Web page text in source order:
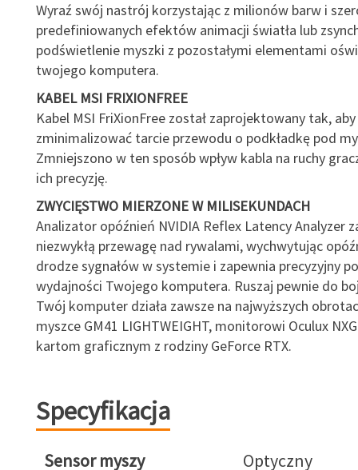
Wyraź swój nastrój korzystając z milionów barw i
predefiniowanych efektów animacji światła lub
podświetlenie myszki z pozostałymi elementami
twojego komputera.
KABEL MSI FRIXIONFREE
Kabel MSI FriXionFree został zaprojektowany tak, aby
zminimalizować tarcie przewodu o podkładkę pod
Zmniejszono w ten sposób wpływ kabla na ruchy
ich precyzję.
ZWYCIĘSTWO MIERZONE W MILISEKUNDACH
Analizator opóźnień NVIDIA Reflex Latency Analyzer
niezwykłą przewagę nad rywalami, wychwytując
drodze sygnałów w systemie i zapewnia precyzyjny
wydajności Twojego komputera. Ruszaj pewnie do
Twój komputer działa zawsze na najwyższych
myszce GM41 LIGHTWEIGHT, monitorowi Oculux
kartom graficznym z rodziny GeForce RTX.
Specyfikacja
Sensor myszy Optyczny